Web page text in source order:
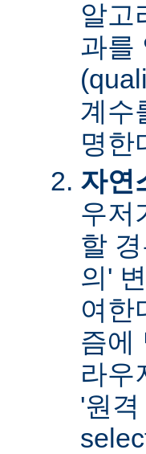
알고
과를
계수
명한
자연
우저
할
의'
여한
즘에
라우
'원